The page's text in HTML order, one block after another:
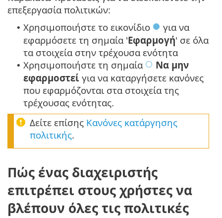
επεξεργασία πολιτικών:
• Χρησιμοποιήστε το εικονίδιο
για να
εφαρμόσετε τη σημαία 'Εφαρμογή' σε όλα
τα στοιχεία στην τρέχουσα ενότητα
• Χρησιμοποιήστε τη σημαία
Να μην
εφαρμοστεί για να καταργήσετε κανόνες
που εφαρμόζονται στα στοιχεία της
τρέχουσας ενότητας.
Δείτε επίσης Κανόνες κατάργησης
πολιτικής.
Πώς ένας διαχειριστής
επιτρέπει στους χρήστες να
βλέπουν όλες τις πολιτικές